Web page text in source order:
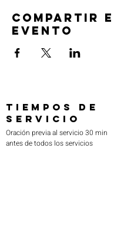
Compartir
evento
TIEMPOS DE
SERVICIO
Oración previa al servicio 30 min
antes de todos los servicios